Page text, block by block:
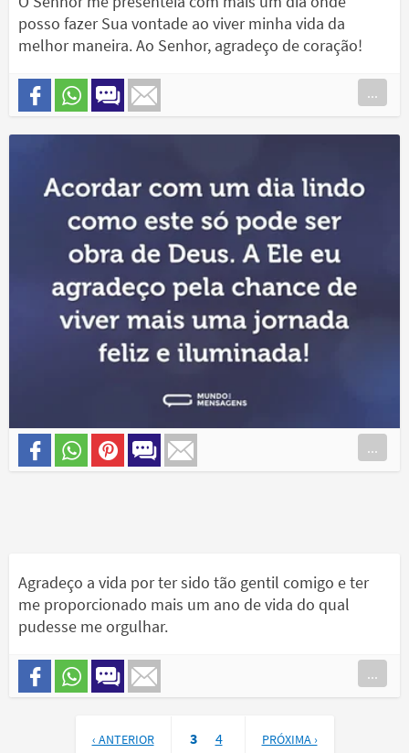
posso fazer Sua vontade ao viver minha vida da
melhor maneira. Ao Senhor, agradeço de coração!
...
...
Agradeço a vida por ter sido tão gentil comigo e ter
me proporcionado mais um ano de vida do qual
pudesse me orgulhar.
...
‹ ANTERIOR 3 4 PRÓXIMA ›